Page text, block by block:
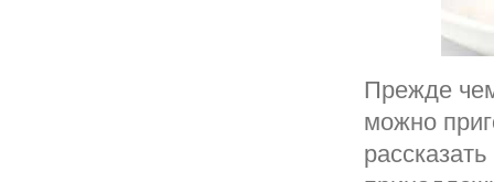
Прежде
можно